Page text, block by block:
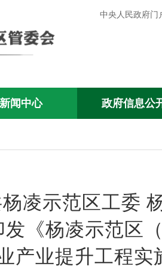
中央人民政府门
新闻中心 政府信息公
凌示范区工委
发《杨凌示范区
产业提升工程实